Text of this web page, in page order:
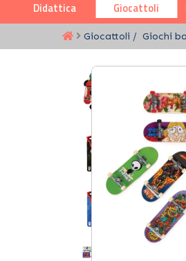
Didattica Giocattoli
Giocattoli Giochi